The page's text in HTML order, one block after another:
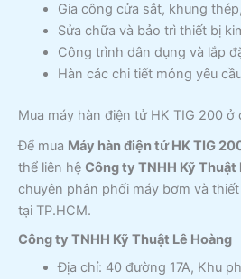
Gia công cửa sắt, khung
Sửa chữa và bảo trì thiết bị
Công trình dân dụng và lắp
Hàn các chi tiết mỏng yêu
Mua máy hàn điện tử HK TIG 200 ở
Để mua Máy hàn điện tử HK TIG
thể liên hệ Công ty TNHH Kỹ Thuật
chuyên phân phối máy bơm và
tại TP.HCM.
Công ty TNHH Kỹ Thuật Lê Hoàng
Địa chỉ: 40 đường 17A, Khu